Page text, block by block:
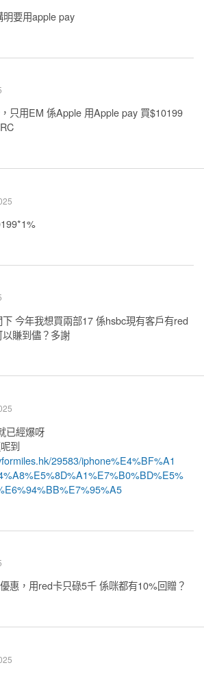
明要用apple pay
只用EM 係Apple 用Apple pay 買$10199
今年我想買兩部17 係hsbc現有客戶有red
賺到儘？多謝
已經爆呀
到
29583/iphone%E4%BF%A1
惠，用red卡只碌5千 係咪都有10%回贈？